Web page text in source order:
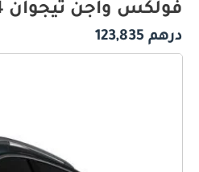
فولكس واجن تيجوان 1.4 TSI الاتجاه
درهم 123,835